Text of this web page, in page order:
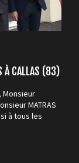
À CALLAS (83)
Monsieur
MATRAS
à tous les